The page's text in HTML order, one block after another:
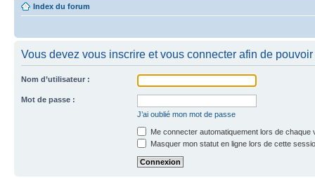
Index du forum
Vous devez vous inscrire et vous connecter afin de
Nom d’utilisateur :
Mot de passe :
J’ai oublié mon mot de passe
Me connecter automatiquement lors de chaque
Masquer mon statut en ligne lors de cette